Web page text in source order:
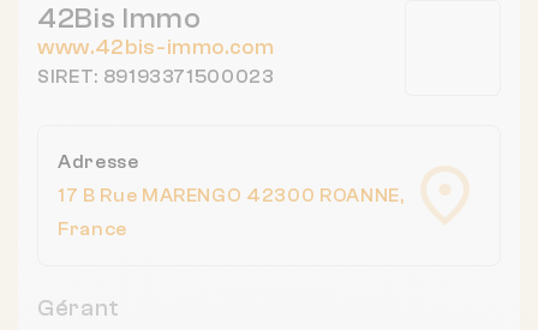
42Bis Immo
www.42bis-immo.com
SIRET: 89193371500023
Adresse
17 B Rue MARENGO 42300 ROANNE,
France
Gérant